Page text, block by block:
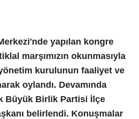
yapılan kongre
marşımızın okunmasıyla
kurulunun faaliyet ve
oylandı. Devamında
Büyük Birlik Partisi İlçe
belirlendi. Konuşmalar